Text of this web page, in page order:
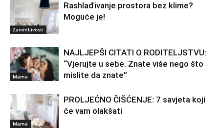
Zanimljivosti
Rashlađivanje prostora bez klime?
Moguće je!
Mama
NAJLJEPŠI CITATI O RODITELJSTVU:
“Vjerujte u sebe. Znate više nego što
mislite da znate”
Mama
PROLJEĆNO ČIŠĆENJE: 7 savjeta koji
će vam olakšati